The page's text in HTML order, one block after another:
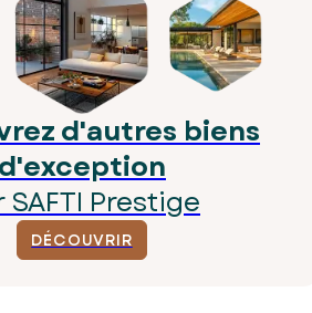
d'autres biens
d'exception
SAFTI Prestige
DÉCOUVRIR